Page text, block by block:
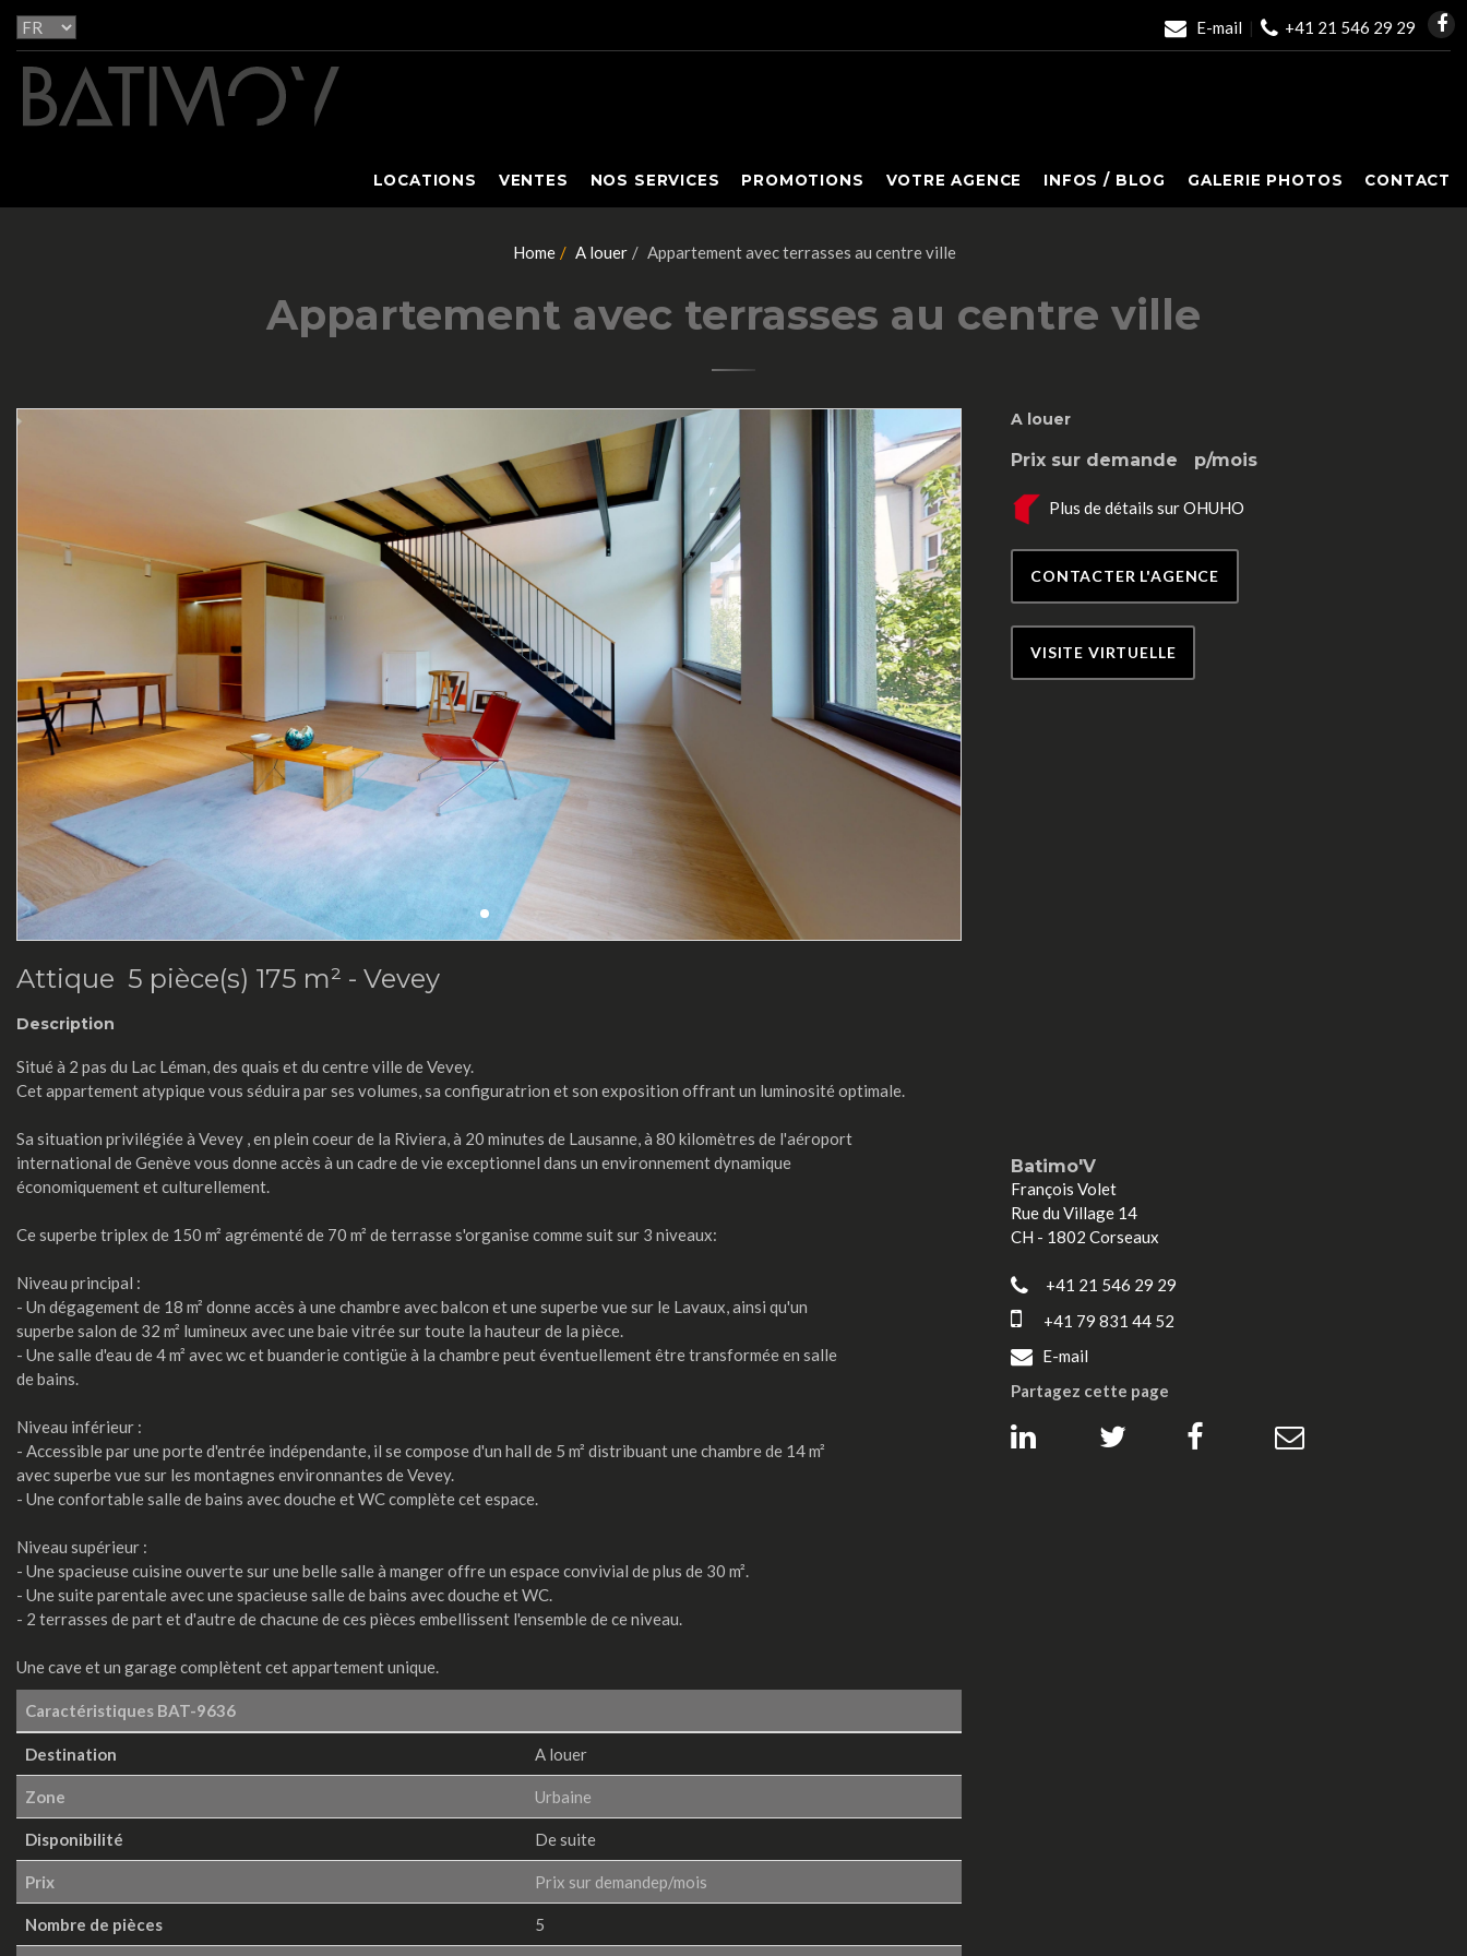
E-mail | +41 21 546 29 29
LOCATIONS VENTES NOS SERVICES PROMOTIONS VOTRE AGENCE INFOS / BLOG GALERIE PHOTOS CONTACT
Home A louer Appartement avec terrasses au centre ville
Appartement avec terrasses au centre ville
Attique 5 pièce(s) 175 m² - Vevey
Description
Situé à 2 pas du Lac Léman, des quais et du centre ville de Vevey.
Cet appartement atypique vous séduira par ses volumes, sa configuratrion et son exposition offrant un luminosité optimale.
Sa situation privilégiée à Vevey , en plein coeur de la Riviera, à 20 minutes de Lausanne, à 80 kilomètres de l'aéroport
international de Genève vous donne accès à un cadre de vie exceptionnel dans un environnement dynamique
économiquement et culturellement.
Ce superbe triplex de 150 m² agrémenté de 70 m² de terrasse s'organise comme suit sur 3 niveaux:
Niveau principal :
- Un dégagement de 18 m² donne accès à une chambre avec balcon et une superbe vue sur le Lavaux, ainsi qu'un
superbe salon de 32 m² lumineux avec une baie vitrée sur toute la hauteur de la pièce.
- Une salle d'eau de 4 m² avec wc et buanderie contigüe à la chambre peut éventuellement être transformée en salle
de bains.
Niveau inférieur :
- Accessible par une porte d'entrée indépendante, il se compose d'un hall de 5 m² distribuant une chambre de 14 m²
avec superbe vue sur les montagnes environnantes de Vevey.
- Une confortable salle de bains avec douche et WC complète cet espace.
Niveau supérieur :
- Une spacieuse cuisine ouverte sur une belle salle à manger offre un espace convivial de plus de 30 m².
- Une suite parentale avec une spacieuse salle de bains avec douche et WC.
- 2 terrasses de part et d'autre de chacune de ces pièces embellissent l'ensemble de ce niveau.
Une cave et un garage complètent cet appartement unique.
Caractéristiques BAT-9636
Destination A louer
Zone Urbaine
Disponibilité De suite
Prix Prix sur demandep/mois
Nombre de pièces 5
A louer
Prix sur demande p/mois
Plus de détails sur OHUHO
CONTACTER L'AGENCE
VISITE VIRTUELLE
Batimo'V
François Volet
Rue du Village 14
CH - 1802 Corseaux
+41 21 546 29 29
+41 79 831 44 52
E-mail
Partagez cette page